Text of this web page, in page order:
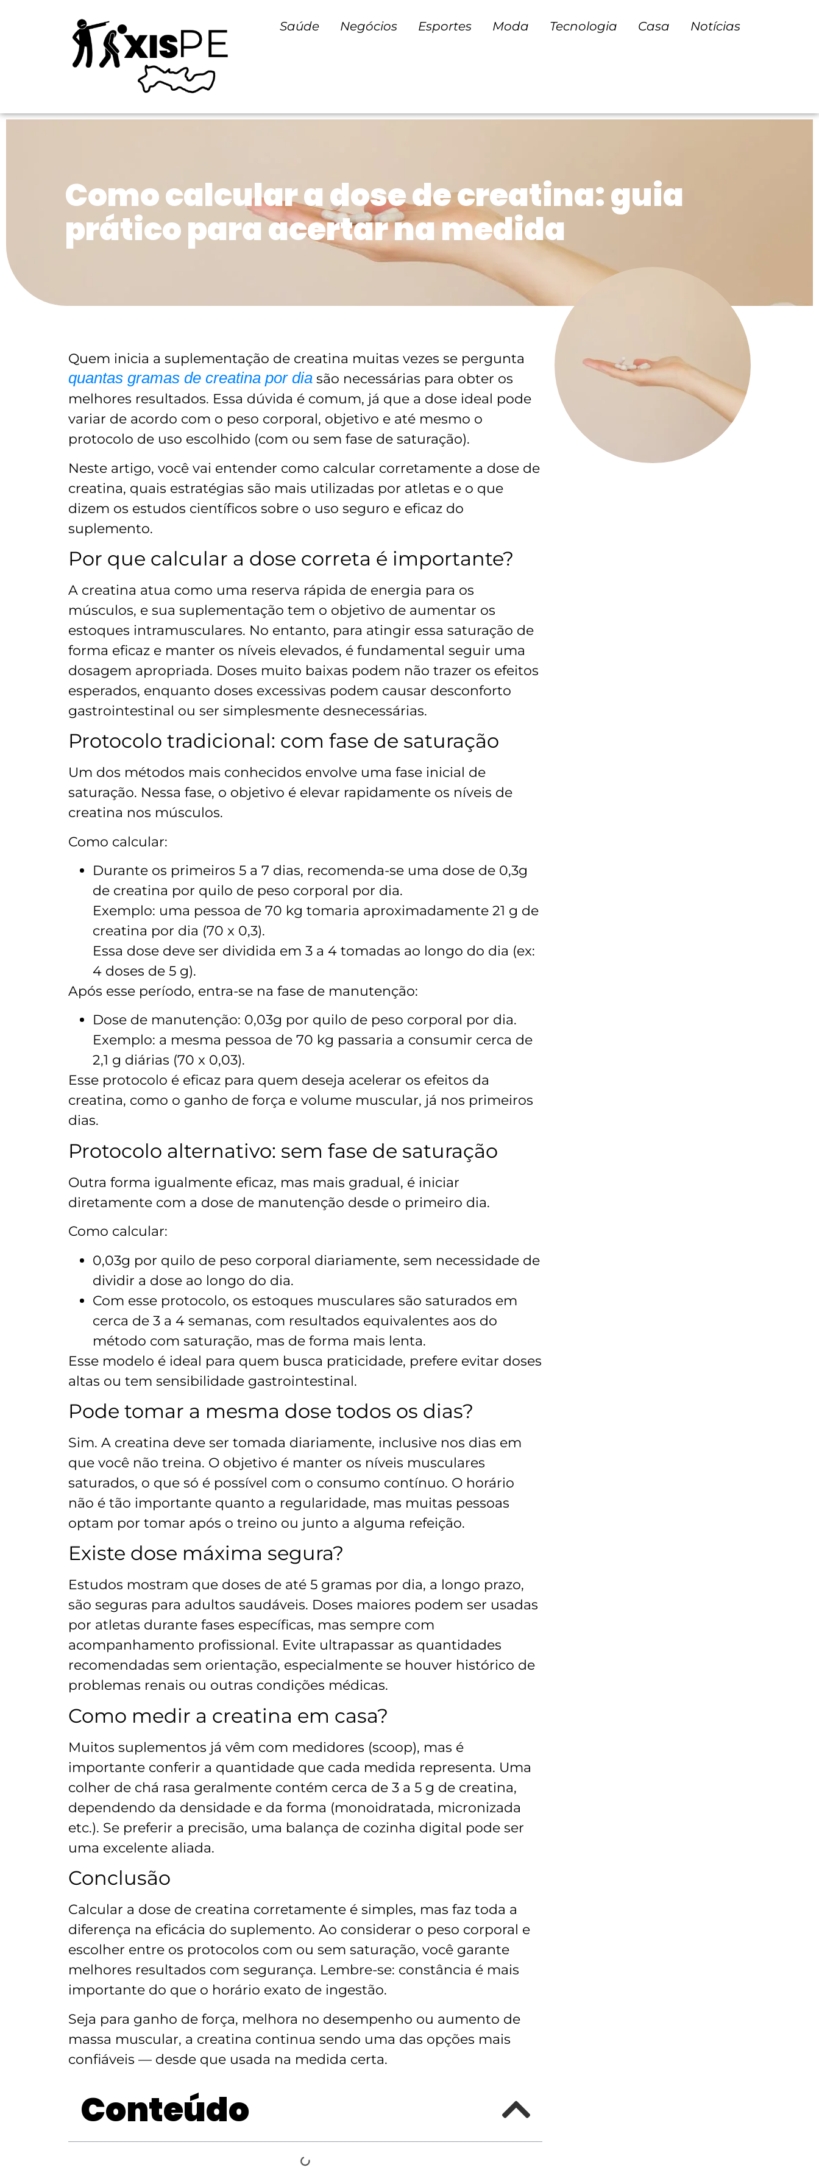
Saúde Negócios Esportes Moda Tecnologia Casa Notícias
Como calcular a dose de creatina: guia
prático para acertar na medida
Quem inicia a suplementação de creatina muitas vezes se pergunta
quantas gramas de creatina por dia são necessárias para obter os
melhores resultados. Essa dúvida é comum, já que a dose ideal pode
variar de acordo com o peso corporal, objetivo e até mesmo o
protocolo de uso escolhido (com ou sem fase de saturação).
Neste artigo, você vai entender como calcular corretamente a dose de
creatina, quais estratégias são mais utilizadas por atletas e o que
dizem os estudos científicos sobre o uso seguro e eficaz do
suplemento.
Por que calcular a dose correta é importante?
A creatina atua como uma reserva rápida de energia para os
músculos, e sua suplementação tem o objetivo de aumentar os
estoques intramusculares. No entanto, para atingir essa saturação de
forma eficaz e manter os níveis elevados, é fundamental seguir uma
dosagem apropriada. Doses muito baixas podem não trazer os efeitos
esperados, enquanto doses excessivas podem causar desconforto
gastrointestinal ou ser simplesmente desnecessárias.
Protocolo tradicional: com fase de saturação
Um dos métodos mais conhecidos envolve uma fase inicial de
saturação. Nessa fase, o objetivo é elevar rapidamente os níveis de
creatina nos músculos.
Como calcular:
Durante os primeiros 5 a 7 dias, recomenda-se uma dose de 0,3g
de creatina por quilo de peso corporal por dia.
Exemplo: uma pessoa de 70 kg tomaria aproximadamente 21 g de
creatina por dia (70 x 0,3).
Essa dose deve ser dividida em 3 a 4 tomadas ao longo do dia (ex:
4 doses de 5 g).
Após esse período, entra-se na fase de manutenção:
Dose de manutenção: 0,03g por quilo de peso corporal por dia.
Exemplo: a mesma pessoa de 70 kg passaria a consumir cerca de
2,1 g diárias (70 x 0,03).
Esse protocolo é eficaz para quem deseja acelerar os efeitos da
creatina, como o ganho de força e volume muscular, já nos primeiros
dias.
Protocolo alternativo: sem fase de saturação
Outra forma igualmente eficaz, mas mais gradual, é iniciar
diretamente com a dose de manutenção desde o primeiro dia.
Como calcular:
0,03g por quilo de peso corporal diariamente, sem necessidade de
dividir a dose ao longo do dia.
Com esse protocolo, os estoques musculares são saturados em
cerca de 3 a 4 semanas, com resultados equivalentes aos do
método com saturação, mas de forma mais lenta.
Esse modelo é ideal para quem busca praticidade, prefere evitar doses
altas ou tem sensibilidade gastrointestinal.
Pode tomar a mesma dose todos os dias?
Sim. A creatina deve ser tomada diariamente, inclusive nos dias em
que você não treina. O objetivo é manter os níveis musculares
saturados, o que só é possível com o consumo contínuo. O horário
não é tão importante quanto a regularidade, mas muitas pessoas
optam por tomar após o treino ou junto a alguma refeição.
Existe dose máxima segura?
Estudos mostram que doses de até 5 gramas por dia, a longo prazo,
são seguras para adultos saudáveis. Doses maiores podem ser usadas
por atletas durante fases específicas, mas sempre com
acompanhamento profissional. Evite ultrapassar as quantidades
recomendadas sem orientação, especialmente se houver histórico de
problemas renais ou outras condições médicas.
Como medir a creatina em casa?
Muitos suplementos já vêm com medidores (scoop), mas é
importante conferir a quantidade que cada medida representa. Uma
colher de chá rasa geralmente contém cerca de 3 a 5 g de creatina,
dependendo da densidade e da forma (monoidratada, micronizada
etc.). Se preferir a precisão, uma balança de cozinha digital pode ser
uma excelente aliada.
Conclusão
Calcular a dose de creatina corretamente é simples, mas faz toda a
diferença na eficácia do suplemento. Ao considerar o peso corporal e
escolher entre os protocolos com ou sem saturação, você garante
melhores resultados com segurança. Lembre-se: constância é mais
importante do que o horário exato de ingestão.
Seja para ganho de força, melhora no desempenho ou aumento de
massa muscular, a creatina continua sendo uma das opções mais
confiáveis — desde que usada na medida certa.
Conteúdo